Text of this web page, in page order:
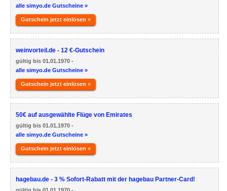
alle simyo.de Gutscheine »
Gutschein jetzt einlösen »
weinvorteil.de - 12 €-Gutschein
gültig bis 01.01.1970 -
alle simyo.de Gutscheine »
Gutschein jetzt einlösen »
50€ auf ausgewählte Flüge von Emirates
gültig bis 01.01.1970 -
alle simyo.de Gutscheine »
Gutschein jetzt einlösen »
hagebau.de - 3 % Sofort-Rabatt mit der hagebau Partner-Card!